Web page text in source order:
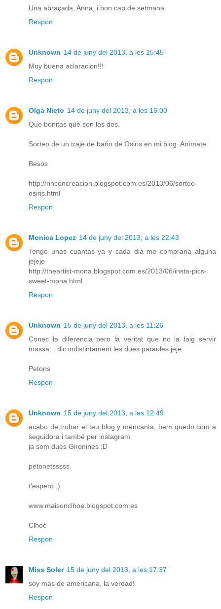
Una abraçada, Anna, i bon cap de setmana.
Respon
Unknown 14 de juny del 2013, a les 15:45
Muy buena aclaracion!!!
Respon
Olga Nieto 14 de juny del 2013, a les 16:00
Que bonitas que son las dos.
Sorteo de un traje de baño de Osiris en mi blog. Anímate
Besos
http://rinconcreacion.blogspot.com.es/2013/06/sorteo-
osiris.html
Respon
Monica Lopez 14 de juny del 2013, a les 22:43
Tengo unas cuantas ya y cada dia me compraria alguna
jejeje
http://theartist-mona.blogspot.com.es/2013/06/insta-pics-
sweet-mona.html
Respon
Unknown 15 de juny del 2013, a les 11:26
Conec la diferencia pero la veritat que no la faig servir
massa... dic indistintament les dues paraules jeje
Petons
Respon
Unknown 15 de juny del 2013, a les 12:49
acabo de trobar el teu blog y mencanta, hem quedo com a
seguidora i també per instagram
ja som dues Gironines :D
petonetsssss
t'espero ;)
www.maisonclhoe.blogspot.com.es
Clhoé
Respon
Miss Soler 15 de juny del 2013, a les 17:37
soy mas de americana, la verdad!
Respon